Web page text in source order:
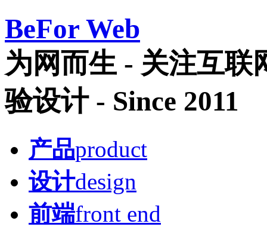
BeFor Web
为网而生 - 关注互联
验设计 - Since 2011
产品product
设计design
前端front end